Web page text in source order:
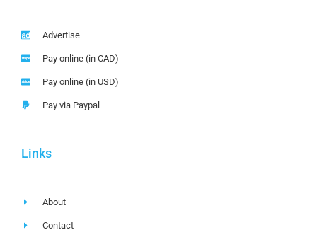
Advertise
Pay online (in CAD)
Pay online (in USD)
Pay via Paypal
Links
About
Contact